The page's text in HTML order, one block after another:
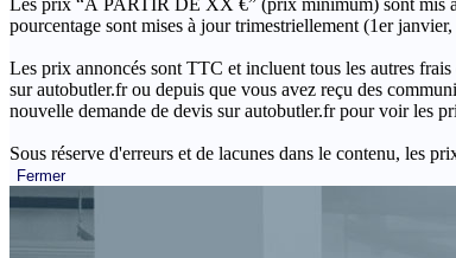
pourcentage sont mises à jour trimestriellement (1er
Les prix annoncés sont TTC et incluent tous les autres
sur autobutler.fr ou depuis que vous avez reçu des
nouvelle demande de devis sur autobutler.fr pour voir les
Sous réserve d'erreurs et de lacunes dans le contenu, les
Fermer